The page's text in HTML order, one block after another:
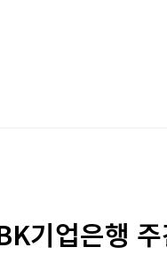
기업은행